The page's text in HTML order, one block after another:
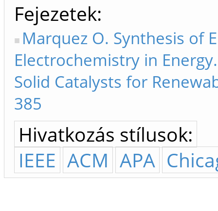
Fejezetek
Marquez O. Synthesis of
Electrochemistry in
Solid Catalysts for
385
Hivatkozás stílusok:
IEEE ACM APA